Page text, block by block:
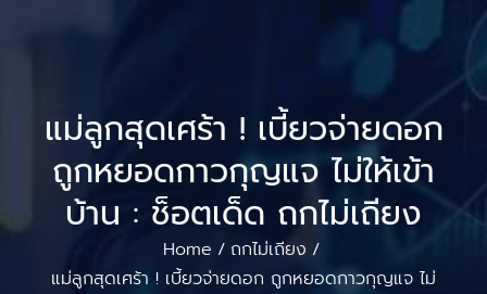
แม่ลูกสุดเศร้า ! เบี้ยวจ่ายดอก
ถูกหยอดกาวกุญแจ ไม่ให้เข้า
บ้าน : ช็อตเด็ด ถกไม่เถียง
Home / ถกไม่เถียง /
แม่ลูกสุดเศร้า ! เบี้ยวจ่ายดอก ถูกหยอดกาวกุญแจ ไม่